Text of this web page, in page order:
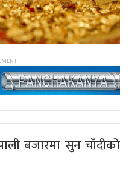
बजारमा सुन चाँदीको